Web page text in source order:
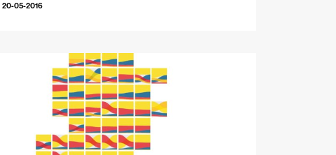
20-05-2016